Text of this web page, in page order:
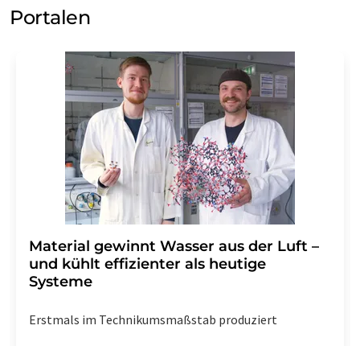
Portalen
Material gewinnt Wasser aus der Luft –
und kühlt effizienter als heutige
Systeme
Erstmals im Technikumsmaßstab produziert